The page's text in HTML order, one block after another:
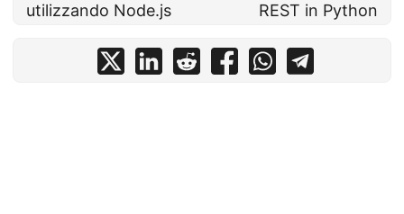
utilizzando Node.js
REST in Python